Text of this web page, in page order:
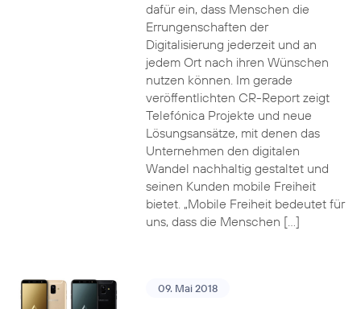
dafür ein, dass Menschen die
Errungenschaften der
Digitalisierung jederzeit und an
jedem Ort nach ihren Wünschen
nutzen können. Im gerade
veröffentlichten CR-Report zeigt
Telefónica Projekte und neue
Lösungsansätze, mit denen das
Unternehmen den digitalen
Wandel nachhaltig gestaltet und
seinen Kunden mobile Freiheit
bietet. „Mobile Freiheit bedeutet für
uns, dass die Menschen […]
09. Mai 2018